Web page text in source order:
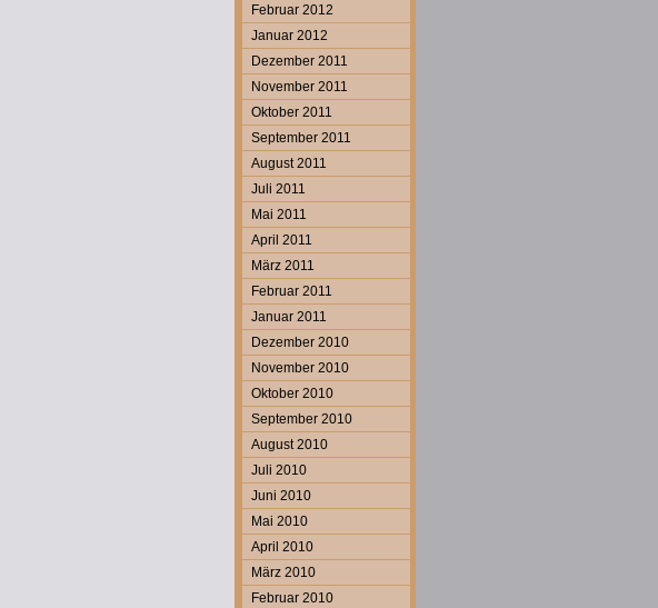
Februar 2012
Januar 2012
Dezember 2011
November 2011
Oktober 2011
September 2011
August 2011
Juli 2011
Mai 2011
April 2011
März 2011
Februar 2011
Januar 2011
Dezember 2010
November 2010
Oktober 2010
September 2010
August 2010
Juli 2010
Juni 2010
Mai 2010
April 2010
März 2010
Februar 2010